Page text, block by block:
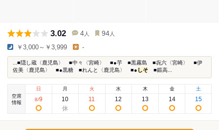
3.02 4 人 94 人
￥3,000～￥3,999 -
...■隠し蔵〈鹿児島〉 ■中々〈宮崎〉 ■●芋 ■黒霧島 ■㐂六〈宮崎〉 ■伊
佐美〈鹿児島〉 ■●黒糖 ■れんと〈鹿児島〉 ■● しそ ■鍛高...
空席
情報
日
8/9
月
10
火
11
水
12
木
13
金
14
土
15